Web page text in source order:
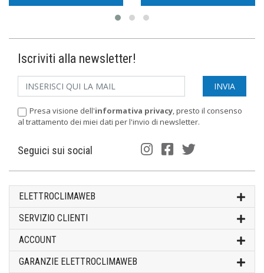
Iscriviti alla newsletter!
Presa visione dell'informativa privacy, presto il consenso
al trattamento dei miei dati per l'invio di newsletter.
Seguici sui social
ELETTROCLIMAWEB
SERVIZIO CLIENTI
ACCOUNT
GARANZIE ELETTROCLIMAWEB